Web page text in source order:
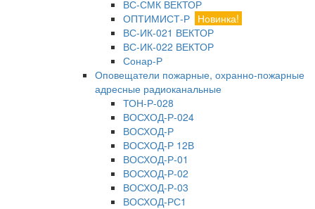
ВС-СМК ВЕКТОР
ОПТИМИСТ-Р Новинка!
ВС-ИК-021 ВЕКТОР
ВС-ИК-022 ВЕКТОР
Сонар-Р
Оповещатели пожарные, охранно-пожарные
адресные радиоканальные
ТОН-Р-028
ВОСХОД-Р-024
ВОСХОД-Р
ВОСХОД-Р 12В
ВОСХОД-Р-01
ВОСХОД-Р-02
ВОСХОД-Р-03
ВОСХОД-РС1